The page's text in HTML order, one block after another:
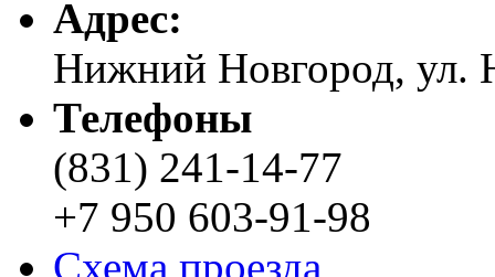
Адреc:
Нижний Новгород, ул.
Телефоны
(831) 241-14-77
+7 950 603-91-98
Схема проезда